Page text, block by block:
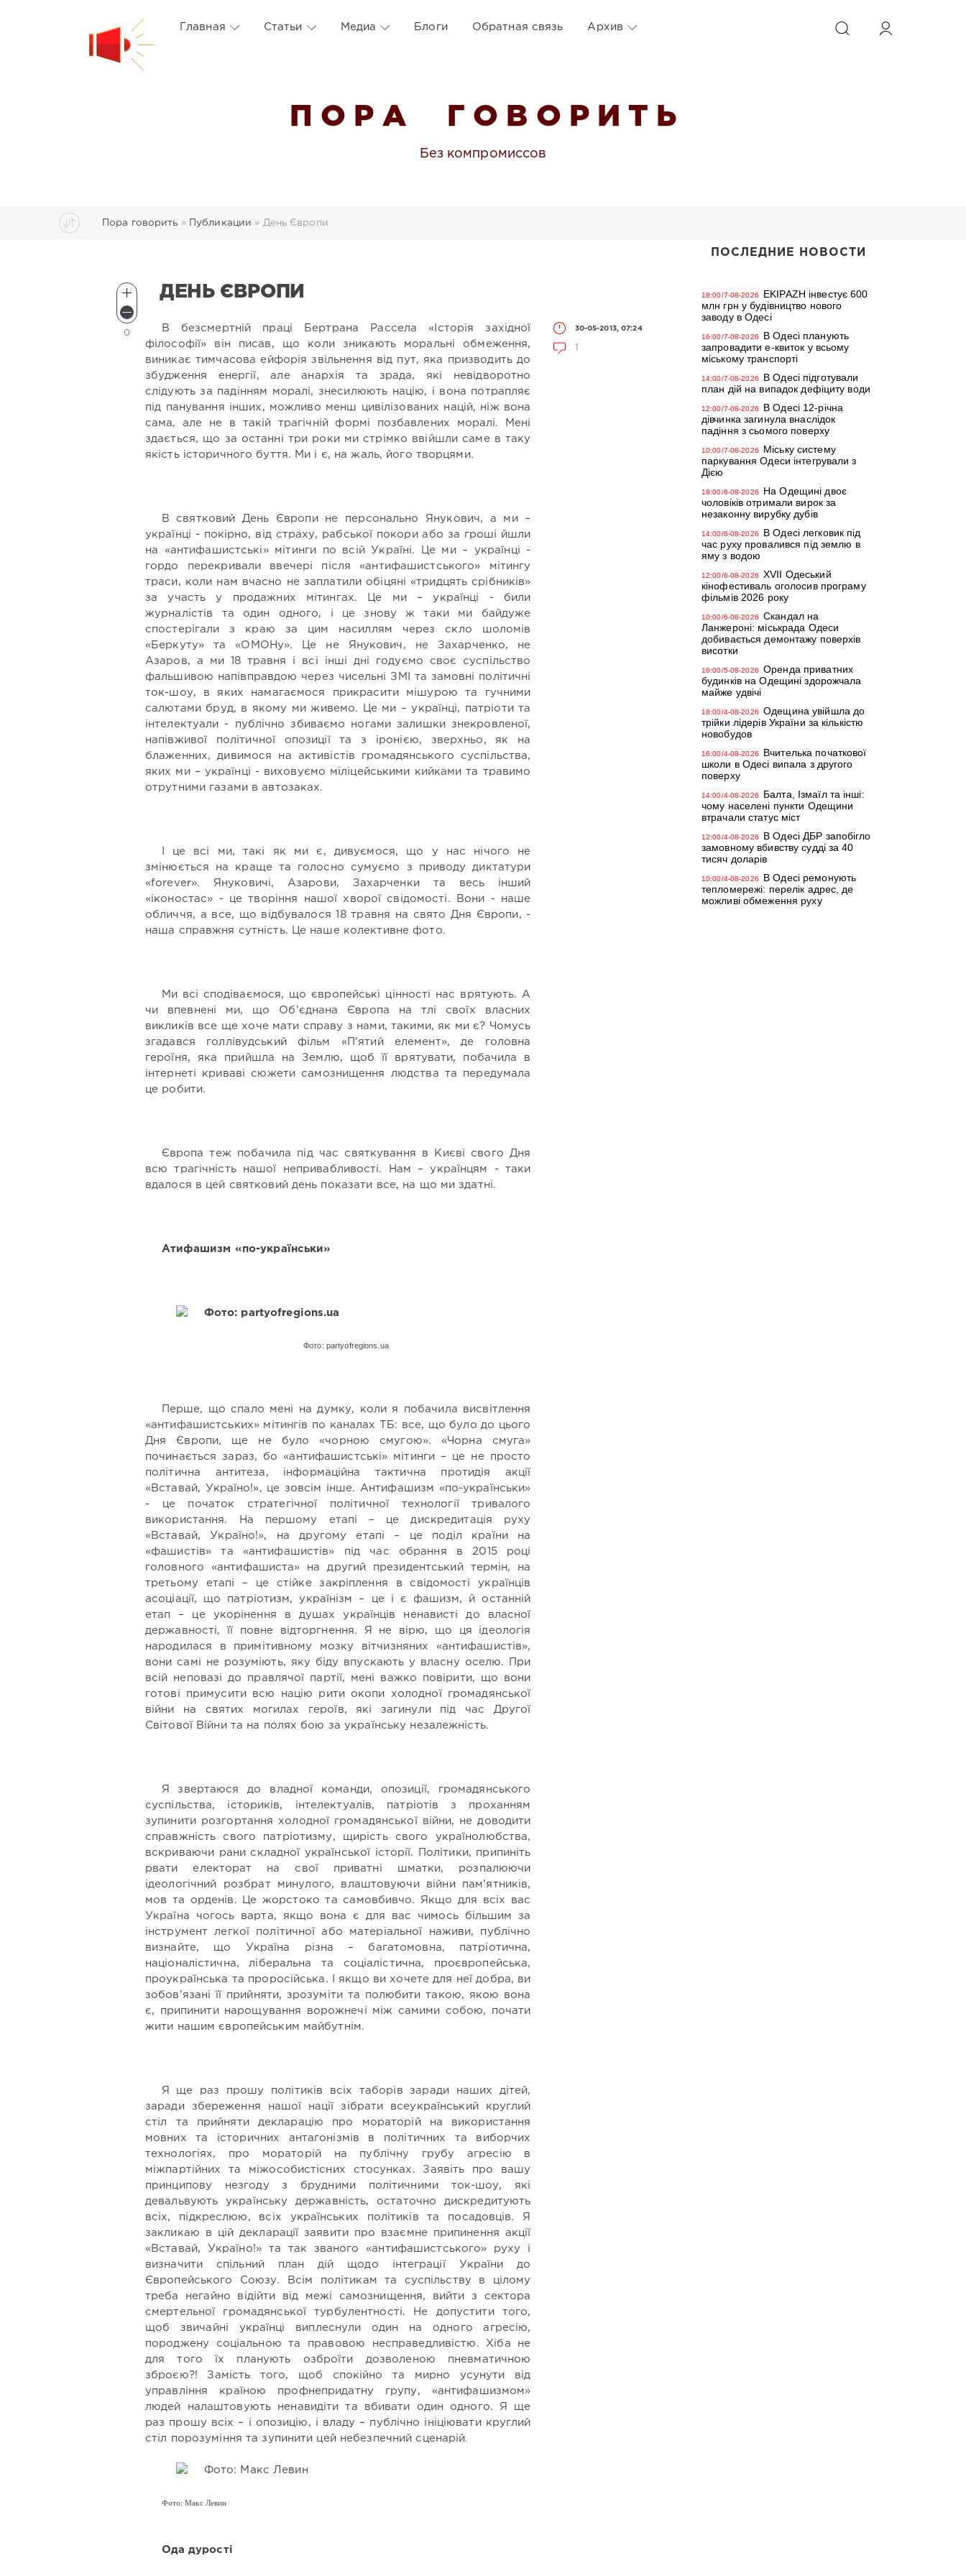
ИСКАТЬ
Главная Статьи Медиа Блоги Обратная связь Архив
П О Р А Г О В О Р И Т Ь
Без компромиссов
Пора говорить » Публикации » День Європи
ДЕНЬ ЄВРОПИ
30-05-2013, 07:24
0
В безсмертній праці Бертрана Рассела «Історія західної
філософії» він писав, що коли зникають моральні обмеження,
виникає тимчасова ейфорія звільнення від пут, яка призводить до
збудження енергії, але анархія та зрада, які невідворотно
слідують за падінням моралі, знесилюють націю, і вона потрапляє
під панування інших, можливо менш цивілізованих націй, ніж вона
сама, але не в такій трагічній формі позбавлених моралі. Мені
здається, що за останні три роки ми стрімко ввійшли саме в таку
якість історичного буття. Ми і є, на жаль, його творцями.
В святковий День Європи не персонально Янукович, а ми –
українці - покірно, від страху, рабської покори або за гроші йшли
на «антифашистські» мітинги по всій Україні. Це ми – українці -
гордо перекривали ввечері після «антифашистського» мітингу
траси, коли нам вчасно не заплатили обіцяні «тридцять срібників»
за участь у продажних мітингах. Це ми – українці - били
журналістів та один одного, і це знову ж таки ми байдуже
спостерігали з краю за цим насиллям через скло шоломів
«Беркуту» та «ОМОНу». Це не Янукович, не Захарченко, не
Азаров, а ми 18 травня і всі інші дні годуємо своє суспільство
фальшивою напівправдою через чисельні ЗМІ та замовні політичні
ток-шоу, в яких намагаємося прикрасити мішурою та гучними
салютами бруд, в якому ми живемо. Це ми – українці, патріоти та
інтелектуали - публічно збиваємо ногами залишки знекровленої,
напівживої політичної опозиції та з іронією, зверхньо, як на
блаженних, дивимося на активістів громадянського суспільства,
яких ми – українці - виховуємо міліцейськими кийками та травимо
отрутними газами в автозаках.
І це всі ми, такі як ми є, дивуємося, що у нас нічого не
змінюється на краще та голосно сумуємо з приводу диктатури
«forever». Януковичі, Азарови, Захарченки та весь інший
«іконостас» - це творіння нашої хворої свідомості. Вони - наше
обличчя, а все, що відбувалося 18 травня на свято Дня Європи, -
наша справжня сутність. Це наше колективне фото.
Ми всі сподіваємося, що європейські цінності нас врятують. А
чи впевнені ми, що Об’єднана Європа на тлі своїх власних
викликів все ще хоче мати справу з нами, такими, як ми є? Чомусь
згадався голлівудський фільм «П’ятий елемент», де головна
героїня, яка прийшла на Землю, щоб її врятувати, побачила в
інтернеті криваві сюжети самознищення людства та передумала
це робити.
Європа теж побачила під час святкування в Києві свого Дня
всю трагічність нашої непривабливості. Нам – українцям - таки
вдалося в цей святковий день показати все, на що ми здатні.
Атифашизм «по-українськи»
Фото: partyofregions.ua
Перше, що спало мені на думку, коли я побачила висвітлення
«антифашистських» мітингів по каналах ТБ: все, що було до цього
Дня Європи, ще не було «чорною смугою». «Чорна смуга»
починається зараз, бо «антифашистські» мітинги – це не просто
політична антитеза, інформаційна тактична протидія акції
«Вставай, Україно!», це зовсім інше. Антифашизм «по-українськи»
- це початок стратегічної політичної технології тривалого
використання. На першому етапі – це дискредитація руху
«Вставай, Україно!», на другому етапі – це поділ країни на
«фашистів» та «антифашистів» під час обрання в 2015 році
головного «антифашиста» на другий президентський термін, на
третьому етапі – це стійке закріплення в свідомості українців
асоціації, що патріотизм, українізм – це і є фашизм, й останній
етап – це укорінення в душах українців ненависті до власної
державності, її повне відторгнення. Я не вірю, що ця ідеологія
народилася в примітивному мозку вітчизняних «антифашистів»,
вони самі не розуміють, яку біду впускають у власну оселю. При
всій неповазі до правлячої партії, мені важко повірити, що вони
готові примусити всю націю рити окопи холодної громадянської
війни на святих могилах героїв, які загинули під час Другої
Світової Війни та на полях бою за українську незалежність.
Я звертаюся до владної команди, опозиції, громадянського
суспільства, істориків, інтелектуалів, патріотів з проханням
зупинити розгортання холодної громадянської війни, не доводити
справжність свого патріотизму, щирість свого українолюбства,
вскриваючи рани складної української історії. Політики, припиніть
рвати електорат на свої приватні шматки, розпалюючи
ідеологічний розбрат минулого, влаштовуючи війни пам’ятників,
мов та орденів. Це жорстоко та самовбивчо. Якщо для всіх вас
Україна чогось варта, якщо вона є для вас чимось більшим за
інструмент легкої політичної або матеріальної наживи, публічно
визнайте, що Україна різна – багатомовна, патріотична,
націоналістична, ліберальна та соціалістична, проєвропейська,
проукраїнська та проросійська. І якщо ви хочете для неї добра, ви
зобов’язані її прийняти, зрозуміти та полюбити такою, якою вона
є, припинити нарощування ворожнечі між самими собою, почати
жити нашим європейським майбутнім.
Я ще раз прошу політиків всіх таборів заради наших дітей,
заради збереження нашої нації зібрати всеукраїнський круглий
стіл та прийняти декларацію про мораторій на використання
мовних та історичних антагонізмів в політичних та виборчих
технологіях, про мораторій на публічну грубу агресію в
міжпартійних та міжособистісних стосунках. Заявіть про вашу
принципову незгоду з брудними політичними ток-шоу, які
девальвують українську державність, остаточно дискредитують
всіх, підкреслюю, всіх українських політиків та посадовців. Я
закликаю в цій декларації заявити про взаємне припинення акції
«Вставай, Україно!» та так званого «антифашистського» руху і
визначити спільний план дій щодо інтеграції України до
Європейського Союзу. Всім політикам та суспільству в цілому
треба негайно відійти від межі самознищення, вийти з сектора
смертельної громадянської турбулентності. Не допустити того,
щоб звичайні українці виплеснули один на одного агресію,
породжену соціальною та правовою несправедливістю. Хіба не
для того їх планують озброїти дозволеною пневматичною
зброєю?! Замість того, щоб спокійно та мирно усунути від
управління країною профнепридатну групу, «антифашизмом»
людей налаштовують ненавидіти та вбивати один одного. Я ще
раз прошу всіх – і опозицію, і владу – публічно ініціювати круглий
стіл порозуміння та зупинити цей небезпечний сценарій
Фото: Макс Левин
Ода дурості
ПОСЛЕДНИЕ НОВОСТИ
18:00/7-08-2026
EKIPAZH інвестує 600
млн грн у будівництво нового
заводу в Одесі
16:00/7-08-2026
В Одесі планують
запровадити е-квиток у всьому
міському транспорті
14:00/7-08-2026
В Одесі підготували
план дій на випадок дефіциту води
12:00/7-08-2026
В Одесі 12-річна
дівчинка загинула внаслідок
падіння з сьомого поверху
10:00/7-08-2026
Міську систему
паркування Одеси інтегрували з
Дією
18:00/6-08-2026
На Одещині двоє
чоловіків отримали вирок за
незаконну вирубку дубів
14:00/6-08-2026
В Одесі легковик під
час руху провалився під землю в
яму з водою
12:00/6-08-2026
XVII Одеський
кінофестиваль оголосив програму
фільмів 2026 року
10:00/6-08-2026
Скандал на
Ланжероні: міськрада Одеси
добивається демонтажу поверхів
висотки
16:00/5-08-2026
Оренда приватних
будинків на Одещині здорожчала
майже удвічі
18:00/4-08-2026
Одещина увійшла до
трійки лідерів України за кількістю
новобудов
16:00/4-08-2026
Вчителька початкової
школи в Одесі випала з другого
поверху
14:00/4-08-2026
Балта, Ізмаїл та інші:
чому населені пункти Одещини
втрачали статус міст
12:00/4-08-2026
В Одесі ДБР запобігло
замовному вбивству судді за 40
тисяч доларів
10:00/4-08-2026
В Одесі ремонують
тепломережі: перелік адрес, де
можливі обмеження руху